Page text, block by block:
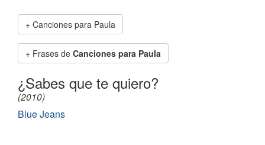
Canciones para Paula
Frases de Canciones para Paula
¿Sabes que te quiero?
(2010)
Blue Jeans